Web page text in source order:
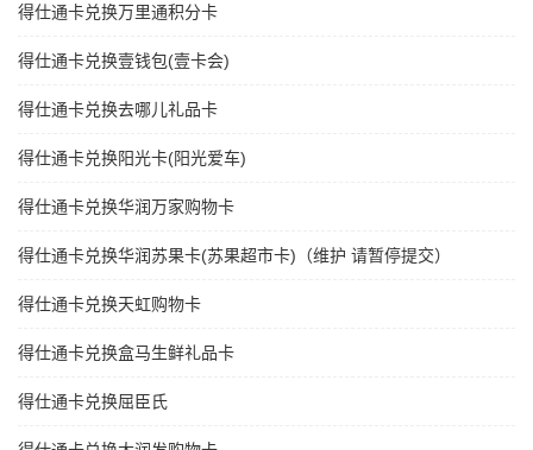
得仕通卡兑换万里通积分卡
得仕通卡兑换壹钱包(壹卡会)
得仕通卡兑换去哪儿礼品卡
得仕通卡兑换阳光卡(阳光爱车)
得仕通卡兑换华润万家购物卡
得仕通卡兑换华润苏果卡(苏果超市卡)（维护 请暂停提交）
得仕通卡兑换天虹购物卡
得仕通卡兑换盒马生鲜礼品卡
得仕通卡兑换屈臣氏